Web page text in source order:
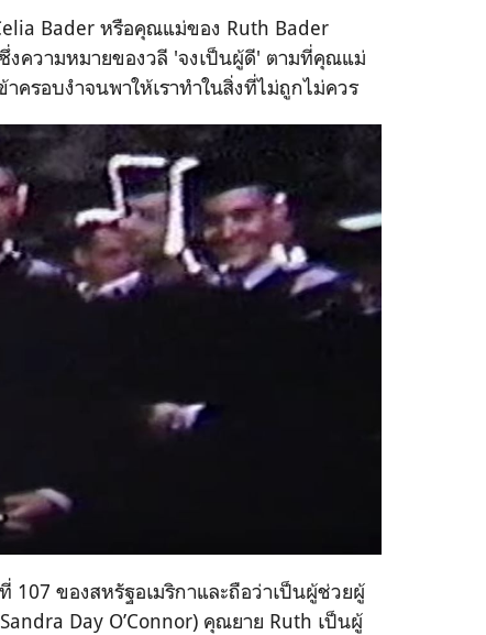
Bader หรือคุณแม่ของ Ruth Bader
งความหมายของวลี 'จงเป็นผู้ดี' ตามที่คุณแม่
ครอบงำจนพาให้เราทำในสิ่งที่ไม่ถูกไม่ควร
ของสหรัฐอเมริกาและถือว่าเป็นผู้ช่วยผู้
Sandra Day O’Connor) คุณยาย Ruth เป็นผู้